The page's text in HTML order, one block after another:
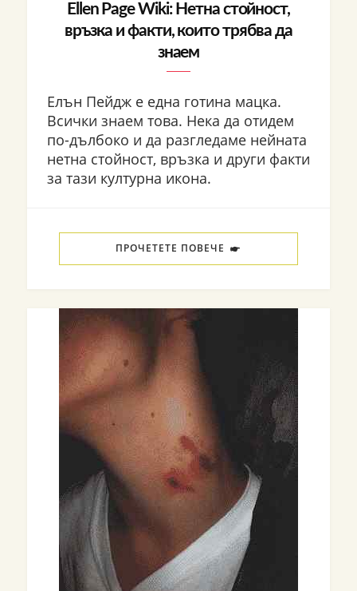
Ellen Page Wiki: Нетна стойност,
връзка и факти, които трябва да
знаем
Елън Пейдж е една готина мацка.
Всички знаем това. Нека да отидем
по-дълбоко и да разгледаме нейната
нетна стойност, връзка и други факти
за тази културна икона.
ПРОЧЕТЕТЕ ПОВЕЧЕ